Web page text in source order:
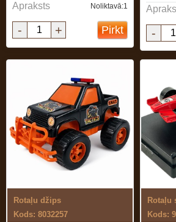
Apraksts Noliktavā:1
- + Pirkt -
Rotaļu džips
Kods: 8032257
Kods: